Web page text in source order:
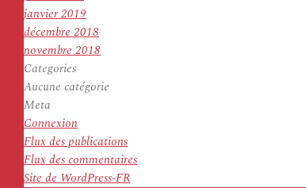
janvier 2019
décembre 2018
novembre 2018
Categories
Aucune catégorie
Meta
Connexion
Flux des publications
Flux des commentaires
Site de WordPress-FR